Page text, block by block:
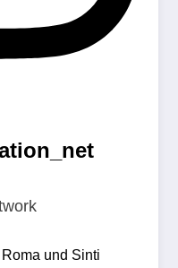
und Sinti